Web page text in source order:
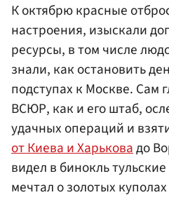
К октябрю красные
настроения, изыскали
ресурсы, в том числе
знали, как остановить
подступах к Москве. Сам
ВСЮР, как и его штаб,
удачных операций и
от Киева и Харьковадо
видел в бинокль
мечтал о золотых